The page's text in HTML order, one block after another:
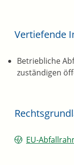
Vertiefende
Betriebliche
zuständigen
EU-